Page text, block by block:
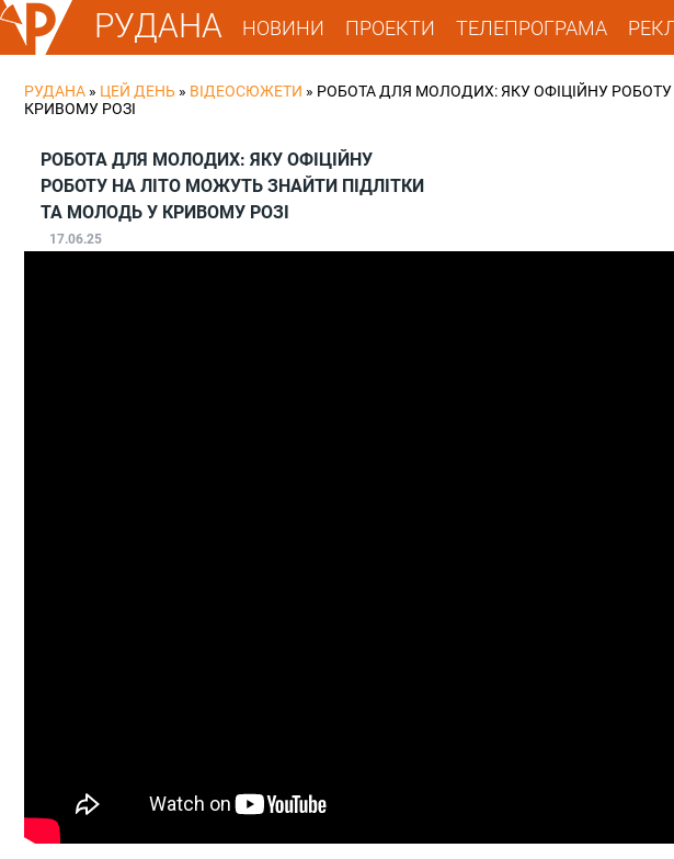
РУДАНА НОВИНИ ПРОЕКТИ ТЕЛЕПРОГРАМА
РУДАНА » ЦЕЙ ДЕНЬ » ВІДЕОСЮЖЕТИ » РОБОТА ДЛЯ МОЛОДИХ: ЯКУ ОФІЦІЙНУ
КРИВОМУ РОЗІ
РОБОТА ДЛЯ МОЛОДИХ: ЯКУ ОФІЦІЙНУ
РОБОТУ НА ЛІТО МОЖУТЬ ЗНАЙТИ ПІДЛІТКИ
ТА МОЛОДЬ У КРИВОМУ РОЗІ
17.06.25